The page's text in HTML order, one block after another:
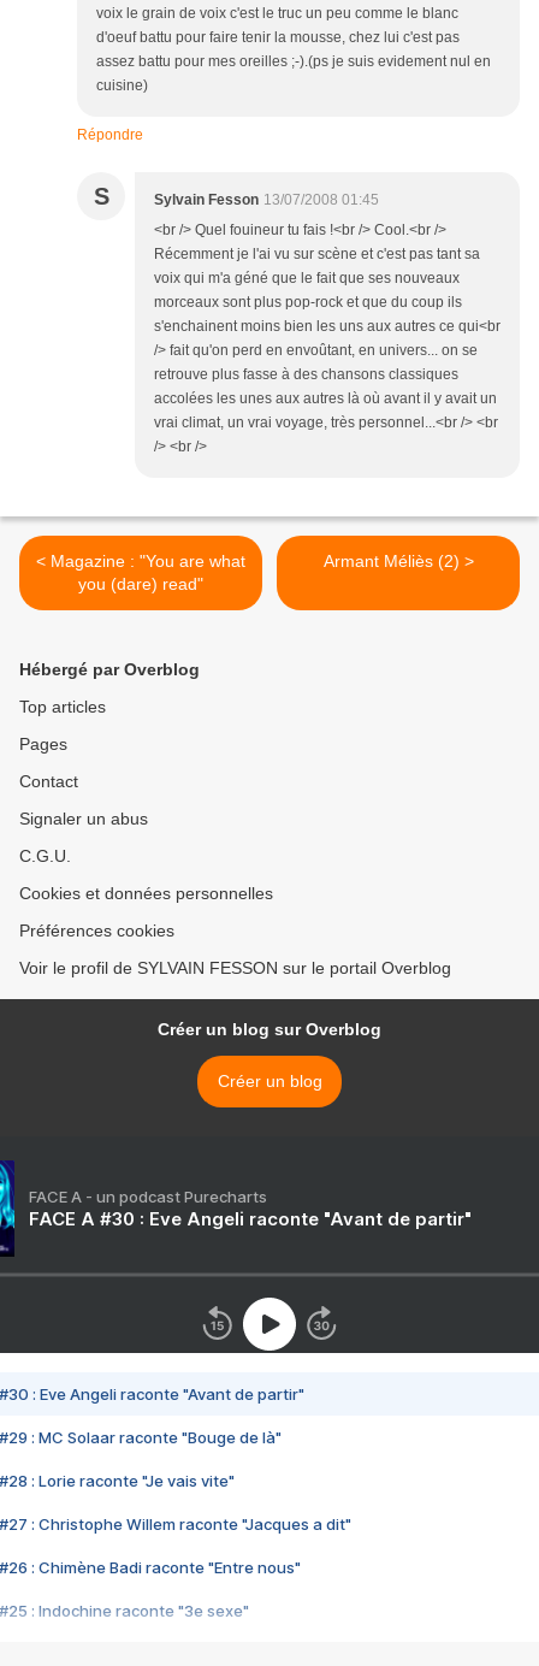
voix le grain de voix c'est le truc un peu comme le blanc
d'oeuf battu pour faire tenir la mousse, chez lui c'est pas
assez battu pour mes oreilles ;-).(ps je suis evidement nul en
cuisine)
Répondre
S Sylvain Fesson 13/07/2008 01:45
<br /> Quel fouineur tu fais !<br /> Cool.<br />
Récemment je l'ai vu sur scène et c'est pas tant sa
voix qui m'a géné que le fait que ses nouveaux
morceaux sont plus pop-rock et que du coup ils
s'enchainent moins bien les uns aux autres ce qui<br
/> fait qu'on perd en envoûtant, en univers... on se
retrouve plus fasse à des chansons classiques
accolées les unes aux autres là où avant il y avait un
vrai climat, un vrai voyage, très personnel...<br /> <br
/> <br />
< Magazine : "You are what
you (dare) read"
Armant Méliès (2) >
Hébergé par Overblog
Top articles
Pages
Contact
Signaler un abus
C.G.U.
Cookies et données personnelles
Préférences cookies
Voir le profil de SYLVAIN FESSON sur le portail Overblog
Créer un blog sur Overblog
Créer un blog
FACE A - un podcast Purecharts
FACE A #30 : Eve Angeli raconte "Avant de partir"
#30 : Eve Angeli raconte "Avant de partir"
#29 : MC Solaar raconte "Bouge de là"
#28 : Lorie raconte "Je vais vite"
#27 : Christophe Willem raconte "Jacques a dit"
#26 : Chimène Badi raconte "Entre nous"
#25 : Indochine raconte "3e sexe"